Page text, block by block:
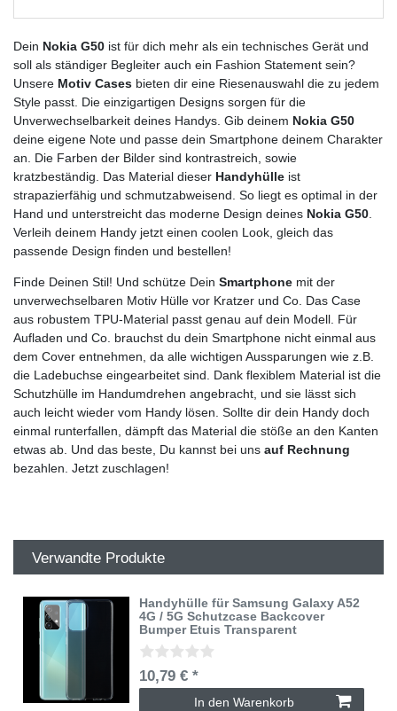
Dein Nokia G50 ist für dich mehr als ein technisches Gerät und
soll als ständiger Begleiter auch ein Fashion Statement sein?
Unsere Motiv Cases bieten dir eine Riesenauswahl die zu jedem
Style passt. Die einzigartigen Designs sorgen für die
Unverwechselbarkeit deines Handys. Gib deinem Nokia G50
deine eigene Note und passe dein Smartphone deinem Charakter
an. Die Farben der Bilder sind kontrastreich, sowie
kratzbeständig. Das Material dieser Handyhülle ist
strapazierfähig und schmutzabweisend. So liegt es optimal in der
Hand und unterstreicht das moderne Design deines Nokia G50
Verleih deinem Handy jetzt einen coolen Look, gleich das
passende Design finden und bestellen!
Finde Deinen Stil! Und schütze Dein Smartphone mit der
unverwechselbaren Motiv Hülle vor Kratzer und Co. Das Case
aus robustem TPU-Material passt genau auf dein Modell. Für
Aufladen und Co. brauchst du dein Smartphone nicht einmal aus
dem Cover entnehmen, da alle wichtigen Aussparungen wie z.B.
die Ladebuchse eingearbeitet sind. Dank flexiblem Material ist die
Schutzhülle im Handumdrehen angebracht, und sie lässt sich
auch leicht wieder vom Handy lösen. Sollte dir dein Handy doch
einmal runterfallen, dämpft das Material die stöße an den Kanten
etwas ab. Und das beste, Du kannst bei uns auf Rechnung
bezahlen. Jetzt zuschlagen!
Verwandte Produkte
Handyhülle für Samsung Galaxy A52
4G / 5G Schutzcase Backcover
Bumper Etuis Transparent
10,79 € *
In den Warenkorb